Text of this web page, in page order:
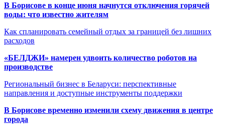
В Борисове в конце июня начнутся отключения горячей
воды: что известно жителям
Как спланировать семейный отдых за границей без лишних
расходов
«БЕЛДЖИ» намерен удвоить количество роботов на
производстве
Региональный бизнес в Беларуси: перспективные
направления и доступные инструменты поддержки
В Борисове временно изменили схему движения в центре
города